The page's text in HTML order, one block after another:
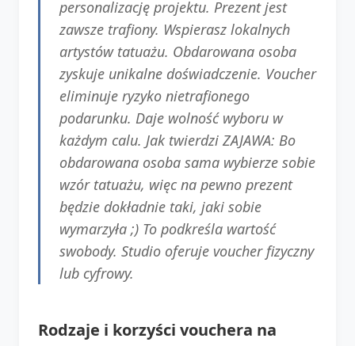
personalizację projektu. Prezent jest
zawsze trafiony. Wspierasz lokalnych
artystów tatuażu. Obdarowana osoba
zyskuje unikalne doświadczenie. Voucher
eliminuje ryzyko nietrafionego
podarunku. Daje wolność wyboru w
każdym calu. Jak twierdzi ZAJAWA: Bo
obdarowana osoba sama wybierze sobie
wzór tatuażu, więc na pewno prezent
będzie dokładnie taki, jaki sobie
wymarzyła ;) To podkreśla wartość
swobody. Studio oferuje voucher fizyczny
lub cyfrowy.
Rodzaje i korzyści vouchera na